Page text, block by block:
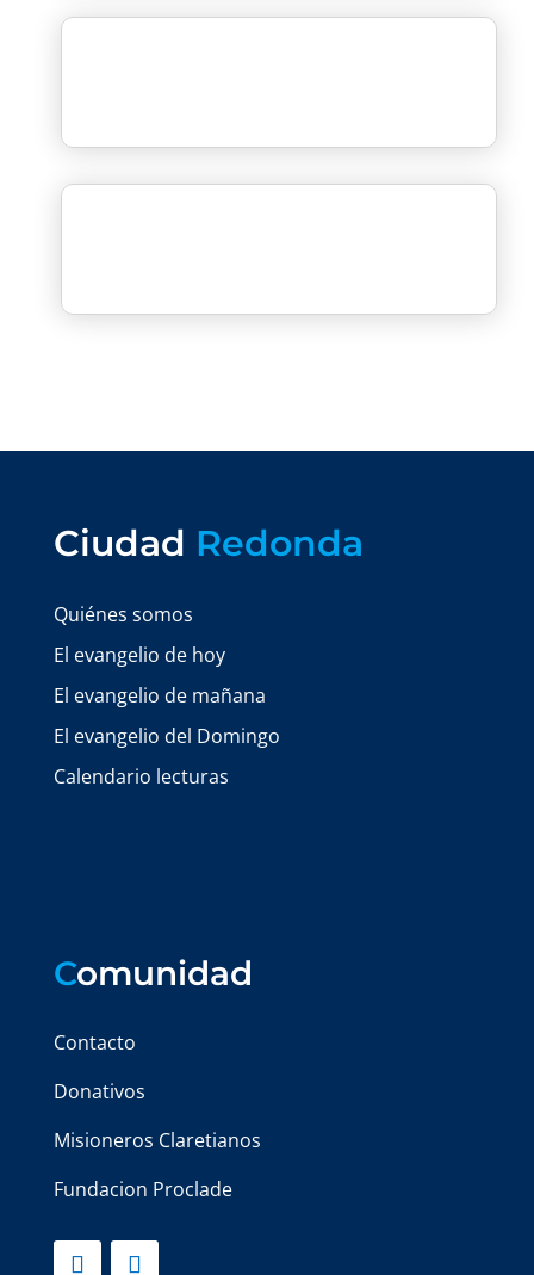
Ciudad Redonda
Quiénes somos
El evangelio de hoy
El evangelio de mañana
El evangelio del Domingo
Calendario lecturas
Comunidad
Contacto
Donativos
Misioneros Claretianos
Fundacion Proclade